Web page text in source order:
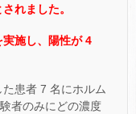
れました。
施し、陽性が 4
患者 7 名にホルム
者のみにどの濃度